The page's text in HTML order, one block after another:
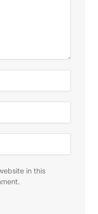
in this